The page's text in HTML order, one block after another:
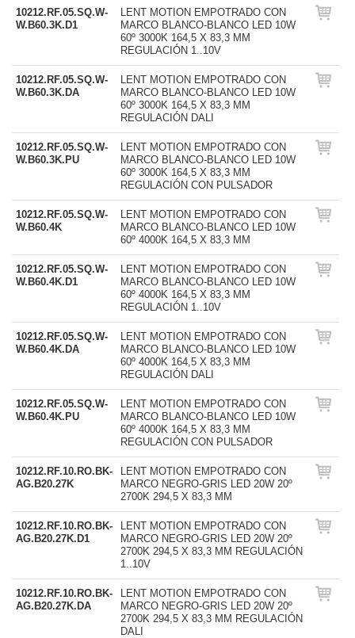
10212.RF.05.SQ.W-
W.B60.3K.D1
LENT MOTION EMPOTRADO CON
MARCO BLANCO-BLANCO LED 10W
60º 3000K 164,5 X 83,3 MM
REGULACIÓN 1..10V
10212.RF.05.SQ.W-
W.B60.3K.DA
LENT MOTION EMPOTRADO CON
MARCO BLANCO-BLANCO LED 10W
60º 3000K 164,5 X 83,3 MM
REGULACIÓN DALI
10212.RF.05.SQ.W-
W.B60.3K.PU
LENT MOTION EMPOTRADO CON
MARCO BLANCO-BLANCO LED 10W
60º 3000K 164,5 X 83,3 MM
REGULACIÓN CON PULSADOR
10212.RF.05.SQ.W-
W.B60.4K
LENT MOTION EMPOTRADO CON
MARCO BLANCO-BLANCO LED 10W
60º 4000K 164,5 X 83,3 MM
10212.RF.05.SQ.W-
W.B60.4K.D1
LENT MOTION EMPOTRADO CON
MARCO BLANCO-BLANCO LED 10W
60º 4000K 164,5 X 83,3 MM
REGULACIÓN 1..10V
10212.RF.05.SQ.W-
W.B60.4K.DA
LENT MOTION EMPOTRADO CON
MARCO BLANCO-BLANCO LED 10W
60º 4000K 164,5 X 83,3 MM
REGULACIÓN DALI
10212.RF.05.SQ.W-
W.B60.4K.PU
LENT MOTION EMPOTRADO CON
MARCO BLANCO-BLANCO LED 10W
60º 4000K 164,5 X 83,3 MM
REGULACIÓN CON PULSADOR
10212.RF.10.RO.BK-
AG.B20.27K
LENT MOTION EMPOTRADO CON
MARCO NEGRO-GRIS LED 20W 20º
2700K 294,5 X 83,3 MM
10212.RF.10.RO.BK-
AG.B20.27K.D1
LENT MOTION EMPOTRADO CON
MARCO NEGRO-GRIS LED 20W 20º
2700K 294,5 X 83,3 MM REGULACIÓN
1..10V
10212.RF.10.RO.BK-
AG.B20.27K.DA
LENT MOTION EMPOTRADO CON
MARCO NEGRO-GRIS LED 20W 20º
2700K 294,5 X 83,3 MM REGULACIÓN
DALI